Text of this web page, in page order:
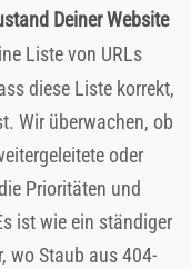
Deiner Website
Liste von URLs
diese Liste korrekt,
Wir überwachen, ob
oder
Prioritäten und
ist wie ein ständiger
wo Staub aus 404-